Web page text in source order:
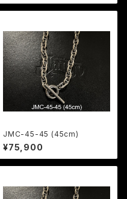
JMC-45-45 (45cm)
¥75,900